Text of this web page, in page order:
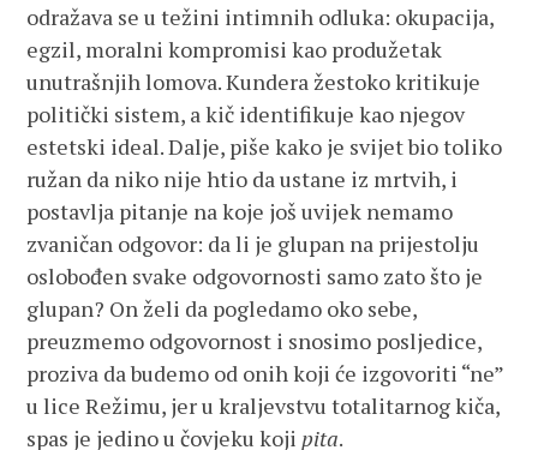
odražava se u težini intimnih odluka: okupacija,
egzil, moralni kompromisi kao produžetak
unutrašnjih lomova. Kundera žestoko kritikuje
politički sistem, a kič identifikuje kao njegov
estetski ideal. Dalje, piše kako je svijet bio toliko
ružan da niko nije htio da ustane iz mrtvih, i
postavlja pitanje na koje još uvijek nemamo
zvaničan odgovor: da li je glupan na prijestolju
oslobođen svake odgovornosti samo zato što je
glupan? On želi da pogledamo oko sebe,
preuzmemo odgovornost i snosimo posljedice,
proziva da budemo od onih koji će izgovoriti “ne”
u lice Režimu, jer u kraljevstvu totalitarnog kiča,
spas je jedino u čovjeku koji pita.